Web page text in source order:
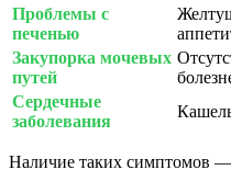
Проблемы с
печенью
Закупорка мочевых
путей
Сердечные
заболевания
Наличие таких симптомов —